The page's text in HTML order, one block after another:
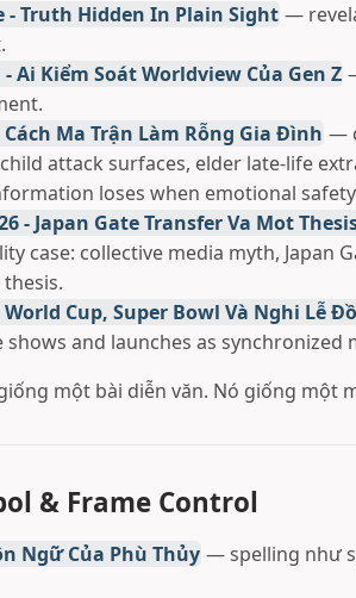
- Truth Hidden In Plain Sight —
Ai Kiểm Soát Worldview Của Gen Z
Cách Ma Trận Làm Rỗng Gia Đình —
attack surfaces, elder late-life
loses when emotional
- Japan Gate Transfer Va Mot
case: collective media myth, Japan
Cup, Super Bowl Và Nghi Lễ
and launches as synchronized
một bài diễn văn. Nó giống một
& Frame Control
Ngữ Của Phù Thủy — spelling như